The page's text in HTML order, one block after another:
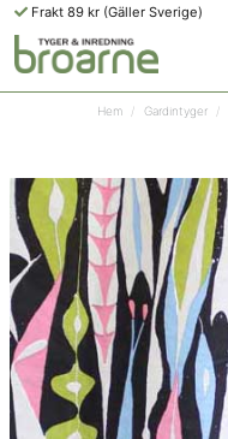
Frakt 89 kr (Gäller Sverige)
Hem Gardintyger